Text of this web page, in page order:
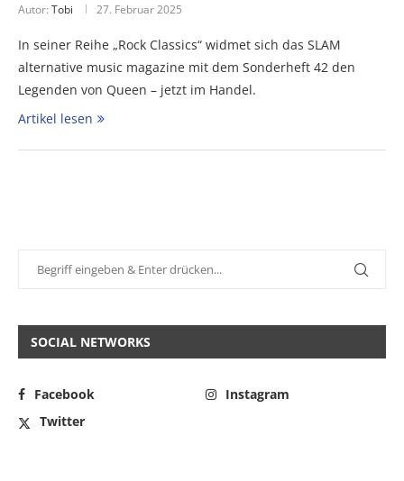
Autor: Tobi 27. Februar 2025
In seiner Reihe „Rock Classics“ widmet sich das SLAM
alternative music magazine mit dem Sonderheft 42 den
Legenden von Queen – jetzt im Handel.
Artikel lesen
SOCIAL NETWORKS
Facebook
Instagram
Twitter